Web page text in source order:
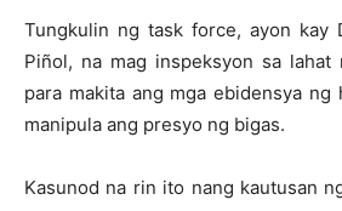
Tungkulin ng task force, ayon kay
Piñol, na mag inspeksyon sa lahat
para makita ang mga ebidensya ng
manipula ang presyo ng bigas.
Kasunod na rin ito nang kautusan